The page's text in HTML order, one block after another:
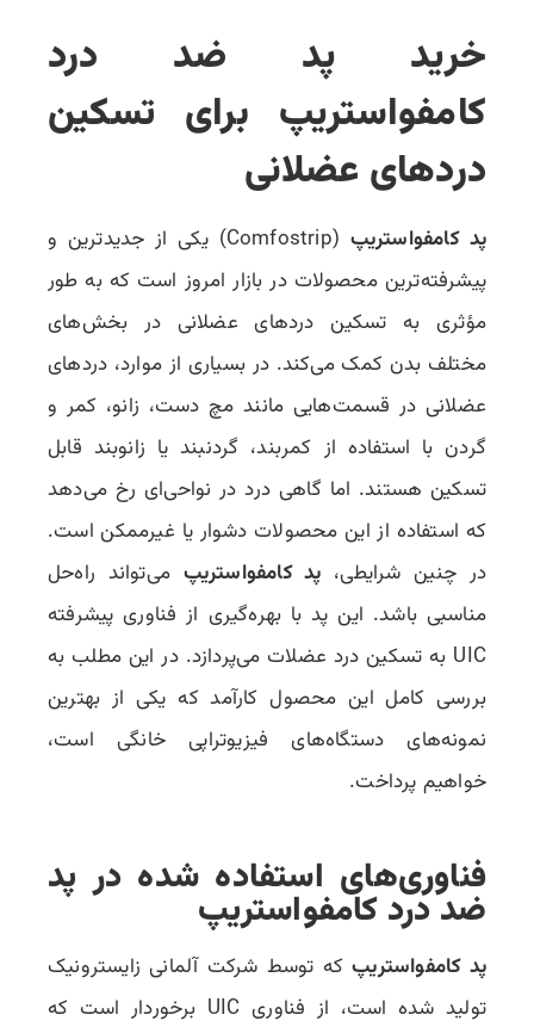
خرید پد ضد درد
کامفواستریپ برای تسکین
دردهای عضلانی
پد کامفواستریپ
(Comfostrip) یکی از جدیدترین و
پیشرفته‌ترین محصولات در بازار امروز است که به طور
مؤثری به تسکین دردهای عضلانی در بخش‌های
مختلف بدن کمک می‌کند. در بسیاری از موارد، دردهای
عضلانی در قسمت‌هایی مانند مچ دست، زانو، کمر و
گردن با استفاده از کمربند، گردنبند یا زانوبند قابل
تسکین هستند. اما گاهی درد در نواحی‌ای رخ می‌دهد
که استفاده از این محصولات دشوار یا غیرممکن است.
در چنین شرایطی، پد کامفواستریپ می‌تواند راه‌حل
مناسبی باشد. این پد با بهره‌گیری از فناوری پیشرفته
UIC به تسکین درد عضلات می‌پردازد. در این مطلب به
بررسی کامل این محصول کارآمد که یکی از بهترین
نمونه‌های دستگاه‌های فیزیوتراپی خانگی است،
خواهیم پرداخت.
فناوری‌های استفاده شده در پد
ضد درد کامفواستریپ
پد کامفواستریپکه توسط شرکت آلمانی زایسترونیک
تولید شده است، از فناوری UIC برخوردار است که